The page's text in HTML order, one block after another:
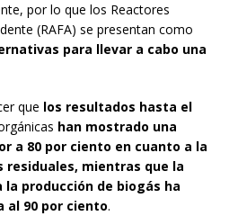
por lo que los Reactores
(RAFA) se presentan como
para llevar a cabo una
que los resultados hasta el
han mostrado una
a 80 por ciento en cuanto a la
residuales, mientras que la
producción de biogás ha
al 90 por ciento.